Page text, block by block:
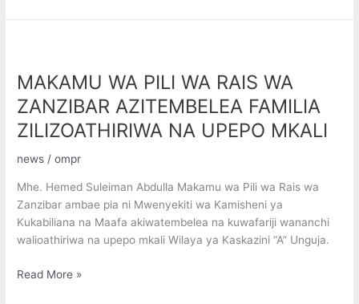
ya
Makaazi
MAKAMU WA PILI WA RAIS WA
ZANZIBAR AZITEMBELEA FAMILIA
ZILIZOATHIRIWA NA UPEPO MKALI
news /ompr
Mhe. Hemed Suleiman Abdulla Makamu wa Pili wa Rais wa
Zanzibar ambae pia ni Mwenyekiti wa Kamisheni ya
Kukabiliana na Maafa akiwatembelea na kuwafariji wananchi
walioathiriwa na upepo mkali Wilaya ya Kaskazini “A” Unguja.
PILI
WA
RAIS
WA
AZITEMBELEA
FAMILIA
ZILIZOATHIRIWA
NA
UPEPO
Read More »